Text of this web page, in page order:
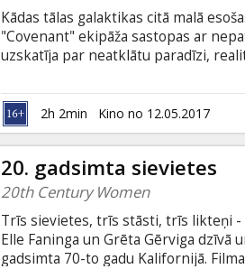
Kādas tālas galaktikas citā malā
"Covenant" ekipāža sastopas ar
uzskatīja par neatklātu paradīzi,
aizbēgt no šīs vietas. Filma angļu
2h 2min Kino no 12.05.2017
20. gadsimta sievietes
20th Century Women
Trīs sievietes, trīs stāsti, trīs likteņi -
Elle Faninga un Grēta Gērviga
gadsimta 70-to gadu Kalifornijā.